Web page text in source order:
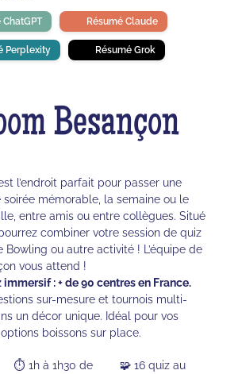
ChatGPT Résumé Claude
Perplexity Résumé Grok
Besançon
l’endroit parfait pour passer une
mémorable, la semaine ou le
entre amis ou entre collègues. Situé
combiner votre session de quiz
Bowling ou autre activité ! L’équipe de
vous attend !
: + de 90 centres en France.
sur-mesure et tournois multi-
un décor unique. Idéal pour vos
boissons sur place.
⏱️ 1h à 1h30 de
🧩 16 quiz au